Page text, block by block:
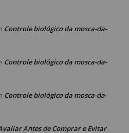
Controle biológico da mosca-da-
Controle biológico da mosca-da-
Controle biológico da mosca-da-
Antes de Comprar e Evitar